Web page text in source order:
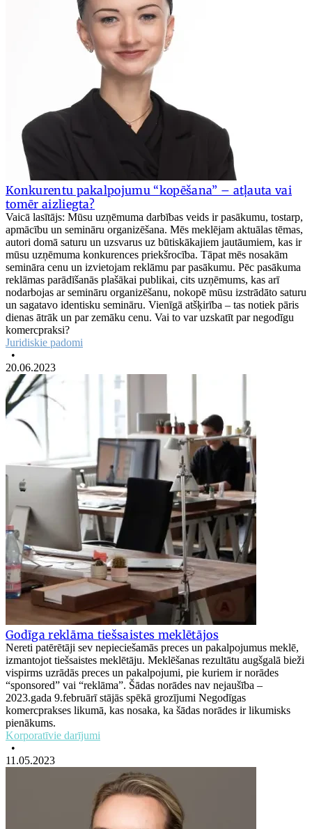
Konkurentu pakalpojumu “kopēšana” – atļauta vai
tomēr aizliegta?
Vaicā lasītājs: Mūsu uzņēmuma darbības veids ir pasākumu, tostarp,
apmācību un semināru organizēšana. Mēs meklējam aktuālas tēmas,
autori domā saturu un uzsvarus uz būtiskākajiem jautāumiem, kas ir
mūsu uzņēmuma konkurences priekšrocība. Tāpat mēs nosakām
semināra cenu un izvietojam reklāmu par pasākumu. Pēc pasākuma
reklāmas parādīšanās plašākai publikai, cits uzņēmums, kas arī
nodarbojas ar semināru organizēšanu, nokopē mūsu izstrādāto saturu
un sagatavo identisku semināru. Vienīgā atšķirība – tas notiek pāris
dienas ātrāk un par zemāku cenu. Vai to var uzskatīt par negodīgu
komercpraksi?
Juridiskie padomi
•
20.06.2023
Godīga reklāma tiešsaistes meklētājos
Nereti patērētāji sev nepieciešamās preces un pakalpojumus meklē,
izmantojot tiešsaistes meklētāju. Meklēšanas rezultātu augšgalā bieži
vispirms uzrādās preces un pakalpojumi, pie kuriem ir norādes
“sponsored” vai “reklāma”. Šādas norādes nav nejaušība –
2023.gada 9.februārī stājās spēkā grozījumi Negodīgas
komercprakses likumā, kas nosaka, ka šādas norādes ir likumisks
pienākums.
Korporatīvie darījumi
•
11.05.2023